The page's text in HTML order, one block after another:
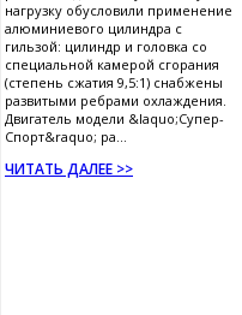
нагрузку обусловили применение
алюминиевого цилиндра с
гильзой: цилиндр и головка со
специальной камерой сгорания
(степень сжатия 9,5:1) снабжены
развитыми ребрами охлаждения.
Двигатель модели &laquo;Супер-
Спорт&raquo; ра...
ЧИТАТЬ ДАЛЕЕ >>